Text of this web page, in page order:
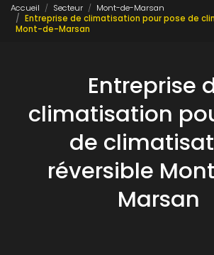
Accueil Secteur
Mont-de-Marsan
Entreprise de climatisation pour pose de
Mont-de-Marsan
Entreprise
climatisation
de
réversible
Marsan